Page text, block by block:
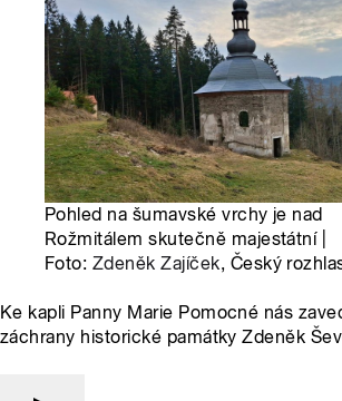
Pohled na šumavské vrchy je nad
Rožmitálem skutečně majestátní |
Foto: Zdeněk Zajíček, Český
Ke kapli Panny Marie Pomocné nás
záchrany historické památky Zdeněk